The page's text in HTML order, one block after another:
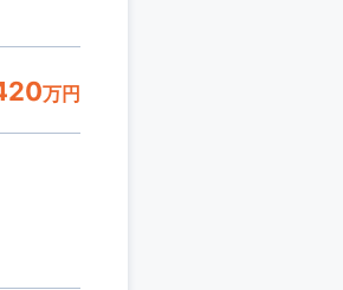
万円